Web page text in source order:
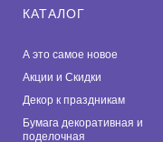
КАТАЛОГ
А это самое новое
Акции и Скидки
Декор к праздникам
Бумага декоративная и
поделочная